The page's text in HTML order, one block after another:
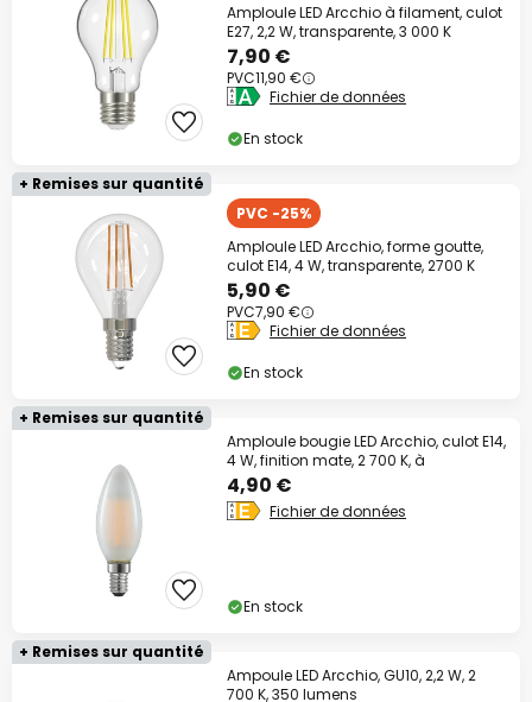
Amploule LED Arcchio à filament, culot
E27, 2,2 W, transparente, 3 000 K
7,90 €
PVC11,90 €
Fichier de données
En stock
+ Remises sur quantité
PVC -25%
Amploule LED Arcchio, forme goutte,
culot E14, 4 W, transparente, 2700 K
5,90 €
PVC7,90 €
Fichier de données
En stock
+ Remises sur quantité
Amploule bougie LED Arcchio, culot E14,
4 W, finition mate, 2 700 K, à
4,90 €
Fichier de données
En stock
+ Remises sur quantité
Ampoule LED Arcchio, GU10, 2,2 W, 2
700 K, 350 lumens